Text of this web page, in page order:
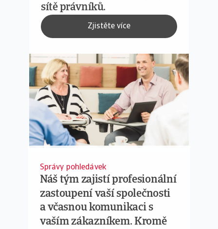
sítě právníků.
Zjistěte více
Správy pohledávek
Náš tým zajistí profesionální
zastoupení vaší společnosti
a včasnou komunikaci s
vaším zákazníkem. Kromě